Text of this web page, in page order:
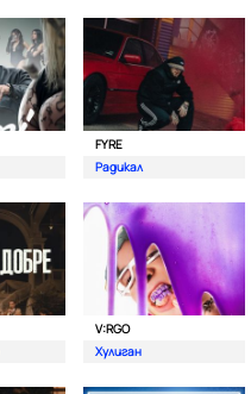
FYRE
Радикал
V:RGO
Хулиган